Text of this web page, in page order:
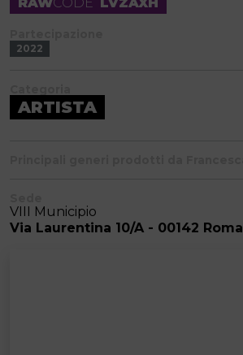
2022
ARTISTA
VIII Municipio
Via Laurentina 10/A - 00142 Roma